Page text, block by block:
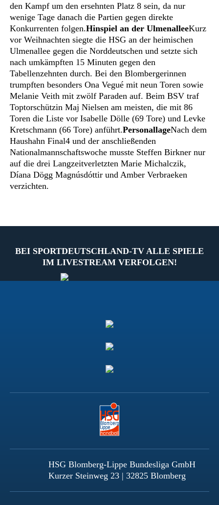
den Kampf um den ersehnten Platz 8 sein, da nur
wenige Tage danach die Partien gegen direkte
Konkurrenten folgen.Hinspiel an der UlmenalleeKurz
vor Weihnachten siegte die HSG an der heimischen
Ulmenallee gegen die Norddeutschen und setzte sich
nach umkämpften 15 Minuten gegen den
Tabellenzehnten durch. Bei den Blombergerinnen
trumpften besonders Ona Vegué mit neun Toren sowie
Melanie Veith mit zwölf Paraden auf. Beim BSV traf
Toptorschützin Maj Nielsen am meisten, die mit 86
Toren die Liste vor Isabelle Dölle (69 Tore) und Levke
Kretschmann (66 Tore) anführt.PersonallageNach dem
Haushahn Final4 und der anschließenden
Nationalmannschaftswoche musste Steffen Birkner nur
auf die drei Langzeitverletzten Marie Michalczik,
Díana Dögg Magnúsdóttir und Amber Verbraeken
verzichten.
BEI SPORTDEUTSCHLAND-TV ALLE SPIELE
IM LIVESTREAM VERFOLGEN!
HSG Blomberg-Lippe Bundesliga GmbH
Kurzer Steinweg 23 | 32825 Blomberg